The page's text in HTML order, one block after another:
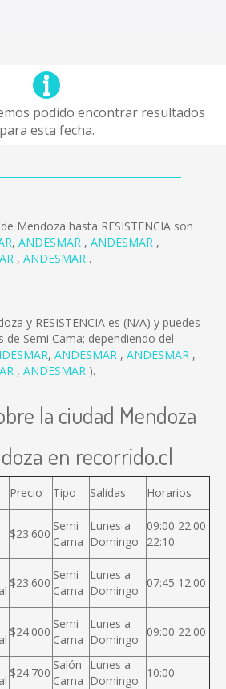
podido encontrar resultados
para esta fecha.
Mendoza hasta RESISTENCIA son
, ANDESMAR , ANDESMAR ,
, ANDESMAR .
y RESISTENCIA es (N/A) y puedes
de Semi Cama; dependiendo del
, ANDESMAR , ANDESMAR ,
, ANDESMAR ).
la ciudad Mendoza
en recorrido.cl
Precio Tipo Salidas Horarios
$23.600
Semi
Cama
Lunes a
Domingo
09:00 22:00
22:10
$23.600
Semi
Cama
Lunes a
Domingo
07:45 12:00
$24.000
Semi
Cama
Lunes a
Domingo
09:00 22:00
$24.700
Salón
Cama
Lunes a
Domingo
10:00